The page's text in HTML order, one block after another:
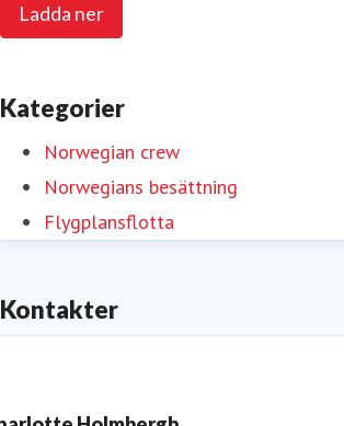
Ladda ner
Kategorier
Norwegian crew
Norwegians besättning
Flygplansflotta
Kontakter